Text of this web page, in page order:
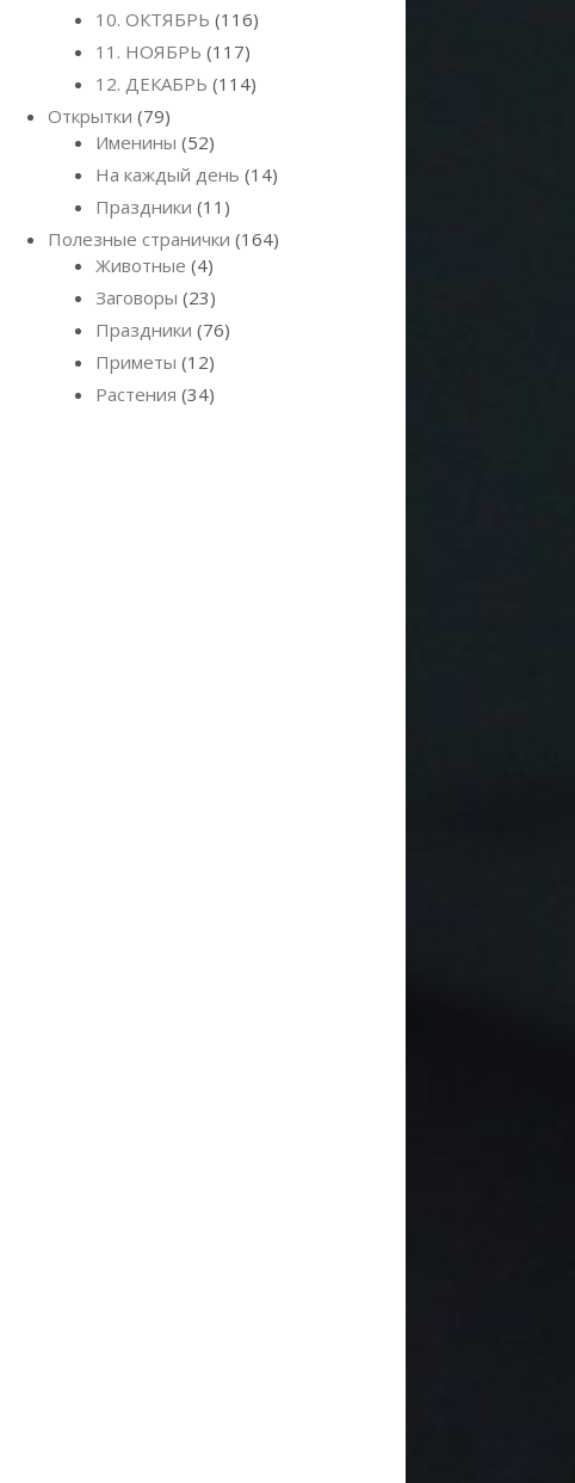
10. ОКТЯБРЬ (116)
11. НОЯБРЬ (117)
12. ДЕКАБРЬ (114)
Открытки (79)
Именины (52)
На каждый день (14)
Праздники (11)
Полезные странички (164)
Животные (4)
Заговоры (23)
Праздники (76)
Приметы (12)
Растения (34)